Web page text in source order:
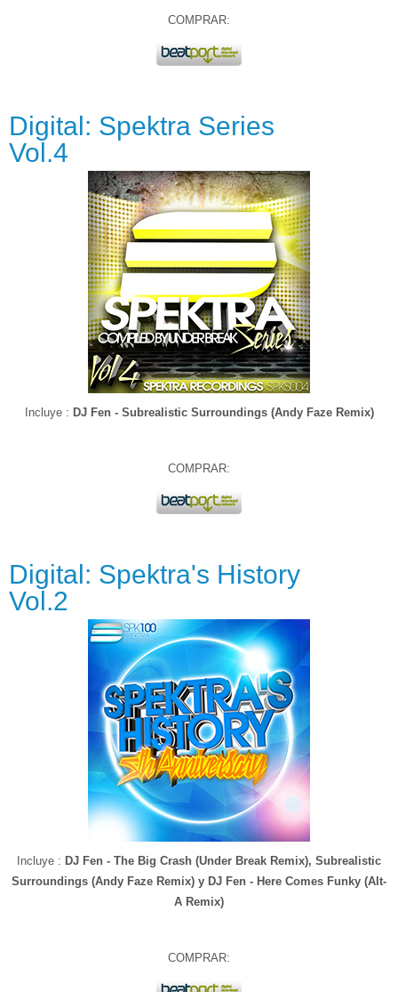
COMPRAR:
Digital: Spektra Series
Vol.4
Incluye : DJ Fen - Subrealistic Surroundings (Andy Faze Remix)
COMPRAR:
Digital: Spektra's History
Vol.2
Incluye : DJ Fen - The Big Crash (Under Break Remix), Subrealistic
Surroundings (Andy Faze Remix) y DJ Fen - Here Comes Funky (Alt-
A Remix)
COMPRAR: